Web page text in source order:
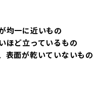
均一に近いもの
ほど立っているもの
表面が乾いていないもの